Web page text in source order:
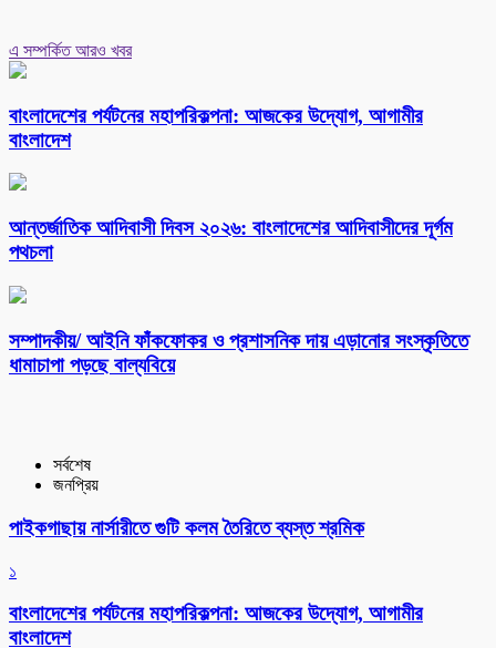
এ সম্পর্কিত আরও খবর
বাংলাদেশের পর্যটনের মহাপরিকল্পনা: আজকের উদ্যোগ, আগামীর
বাংলাদেশ
আন্তর্জাতিক আদিবাসী দিবস ২০২৬: বাংলাদেশের আদিবাসীদের দূর্গম
পথচলা
সম্পাদকীয়/ আইনি ফাঁকফোকর ও প্রশাসনিক দায় এড়ানোর সংস্কৃতিতে
ধামাচাপা পড়ছে বাল্যবিয়ে
সর্বশেষ
জনপ্রিয়
পাইকগাছায় নার্সারীতে গুটি কলম তৈরিতে ব্যস্ত শ্রমিক
১
বাংলাদেশের পর্যটনের মহাপরিকল্পনা: আজকের উদ্যোগ, আগামীর
বাংলাদেশ